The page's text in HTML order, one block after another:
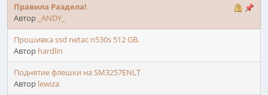
Правила Раздела!
Автор _ANDY_
Прошивка ssd netac n530s 512 GB.
Автор hardlin
Поднятие флешки на SM3257ENLT
Автор lewiza